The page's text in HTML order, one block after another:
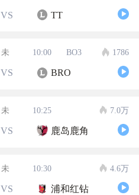
VS TT
未 10:00 BO3 1786
VS BRO
未 10:25 7.0万
VS 鹿岛鹿角
未 10:30 4.6万
VS 浦和红钻